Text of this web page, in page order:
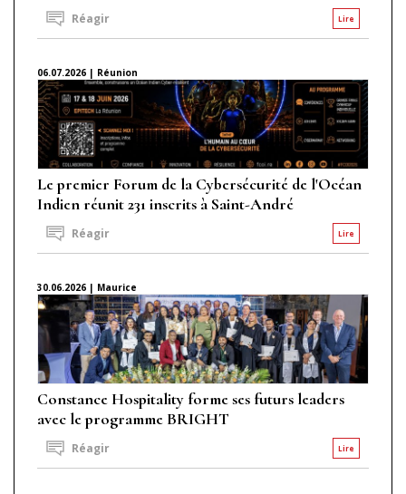
Lire
Réagir
06.07.2026 | Réunion
Le premier Forum de la Cybersécurité de l'Océan
Indien réunit 231 inscrits à Saint-André
Lire
Réagir
30.06.2026 | Maurice
Constance Hospitality forme ses futurs leaders
avec le programme BRIGHT
Lire
Réagir